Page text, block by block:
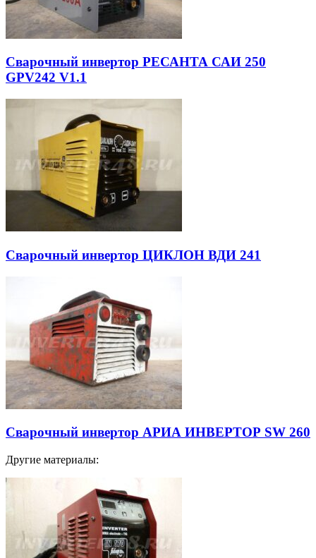
Сварочный инвертор РЕСАНТА САИ 250
GPV242 V1.1
Сварочный инвертор ЦИКЛОН ВДИ 241
Сварочный инвертор АРИА ИНВЕРТОР SW 260
Другие материалы: